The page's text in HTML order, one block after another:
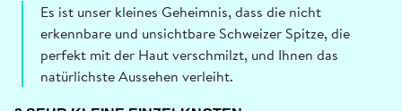
Es ist unser kleines Geheimnis, dass die nicht
erkennbare und unsichtbare Schweizer Spitze, die
perfekt mit der Haut verschmilzt, und Ihnen das
natürlichste Aussehen verleiht.